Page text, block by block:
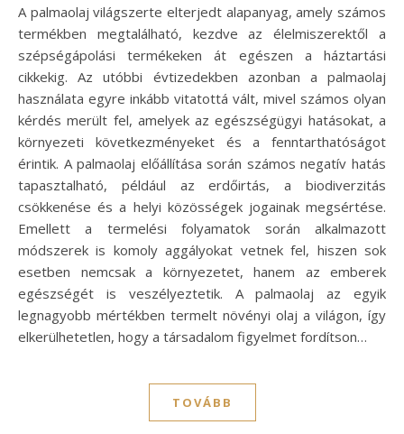
A palmaolaj világszerte elterjedt alapanyag, amely számos
termékben megtalálható, kezdve az élelmiszerektől a
szépségápolási termékeken át egészen a háztartási
cikkekig. Az utóbbi évtizedekben azonban a palmaolaj
használata egyre inkább vitatottá vált, mivel számos olyan
kérdés merült fel, amelyek az egészségügyi hatásokat, a
környezeti következményeket és a fenntarthatóságot
érintik. A palmaolaj előállítása során számos negatív hatás
tapasztalható, például az erdőirtás, a biodiverzitás
csökkenése és a helyi közösségek jogainak megsértése.
Emellett a termelési folyamatok során alkalmazott
módszerek is komoly aggályokat vetnek fel, hiszen sok
esetben nemcsak a környezetet, hanem az emberek
egészségét is veszélyeztetik. A palmaolaj az egyik
legnagyobb mértékben termelt növényi olaj a világon, így
elkerülhetetlen, hogy a társadalom figyelmet fordítson…
TOVÁBB